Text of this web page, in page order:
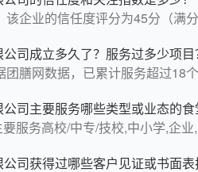
企业的信任度评分为45分（满
司成立多久了？服务过多少项目
膳网数据，已累计服务超过18个
司主要服务哪些类型或业态的食
服务高校/中专/技校,中小学,企业,
司获得过哪些客户见证或书面表